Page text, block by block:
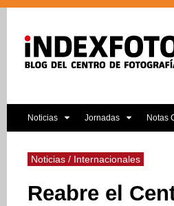
Noticias Jornadas Notas
Noticias / Internacionales
Reabre el